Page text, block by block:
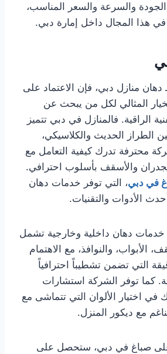
والسرعة والسعر المناسب،
في هذا المجال داخل إمارة دبي.
دهان منازل دبي، فإن الاعتماد على
المثالي لكل من يبحث عن
الراقية. فالمنازل في دبي تتميز
الطراز الحديث والكلاسيكي،
محترفة تدرك كيفية التعامل مع
والأسقف بأسلوب احترافي.
في دبي، التي توفر خدمات دهان
الأدوات والتقنيات.
خدمات دهان داخلية وخارجية تشمل
الأبواب، والنوافذ، مع الاهتمام
التي تضمن تشطيباً احترافياً
كما توفر الشركة استشارات
اختيار الألوان التي تتماشى مع
مع ديكور المنزل.
على صباغ في دبي، ستحصل على